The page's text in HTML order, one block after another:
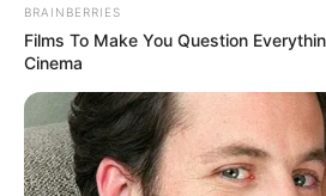
The Way You Sit Could
Personality
BRAINBERRIES
Films To Make You Question
Cinema